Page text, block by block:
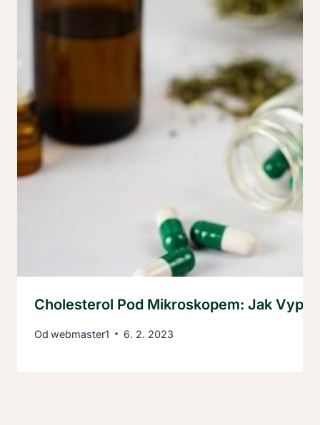
Cholesterol Pod Mikroskopem: Jak
Od webmaster1 6. 2. 2023